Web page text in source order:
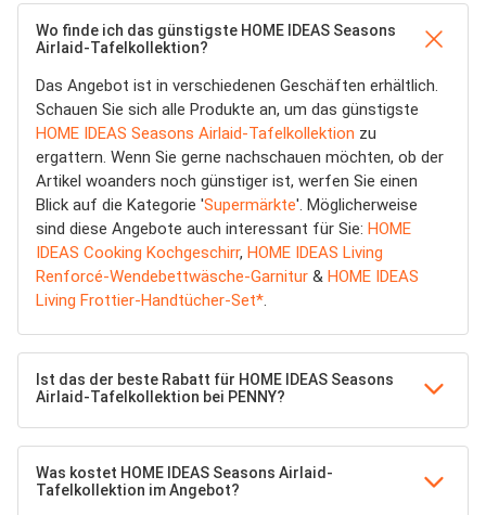
Wo finde ich das günstigste HOME IDEAS Seasons
Airlaid-Tafelkollektion?
Das Angebot ist in verschiedenen Geschäften erhältlich.
Schauen Sie sich alle Produkte an, um das günstigste
HOME IDEAS Seasons Airlaid-Tafelkollektion zu
ergattern. Wenn Sie gerne nachschauen möchten, ob der
Artikel woanders noch günstiger ist, werfen Sie einen
Blick auf die Kategorie 'Supermärkte'. Möglicherweise
sind diese Angebote auch interessant für Sie: HOME
IDEAS Cooking Kochgeschirr, HOME IDEAS Living
Renforcé-Wendebettwäsche-Garnitur & HOME IDEAS
Living Frottier-Handtücher-Set*.
Ist das der beste Rabatt für HOME IDEAS Seasons
Airlaid-Tafelkollektion bei PENNY?
Was kostet HOME IDEAS Seasons Airlaid-
Tafelkollektion im Angebot?